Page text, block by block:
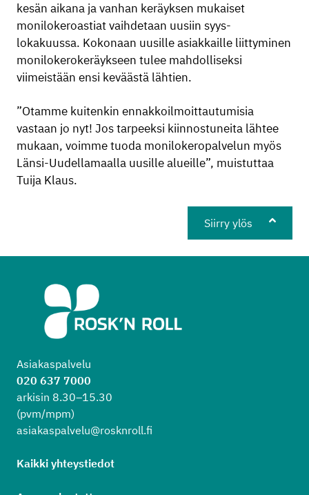
kesän aikana ja vanhan keräyksen mukaiset
monilokeroastiat vaihdetaan uusiin syys-
lokakuussa. Kokonaan uusille asiakkaille liittyminen
monilokerokeräykseen tulee mahdolliseksi
viimeistään ensi keväästä lähtien.
”Otamme kuitenkin ennakkoilmoittautumisia
vastaan jo nyt! Jos tarpeeksi kiinnostuneita lähtee
mukaan, voimme tuoda monilokeropalvelun myös
Länsi-Uudellamaalla uusille alueille”, muistuttaa
Tuija Klaus.
Siirry ylös
Asiakaspalvelu
020 637 7000
arkisin 8.30–15.30
(pvm/mpm)
asiakaspalvelu@rosknroll.fi
Kaikki yhteystiedot